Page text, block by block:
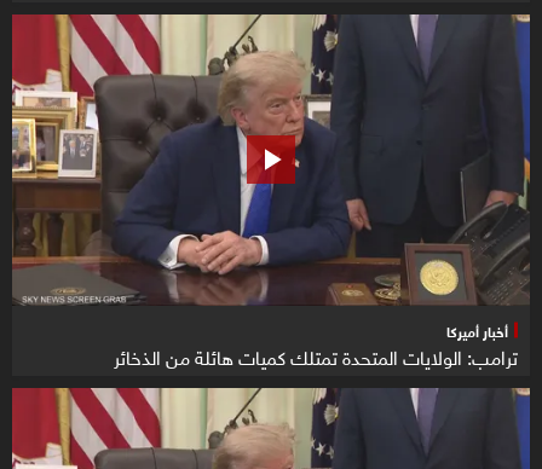
أخبار أميركا
ترامب: الولايات المتحدة تمتلك كميات هائلة من الذخائر